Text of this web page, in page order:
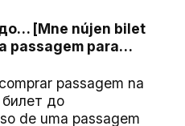
[Mne nújen bilet
passagem para…
passagem na
до
de uma passagem